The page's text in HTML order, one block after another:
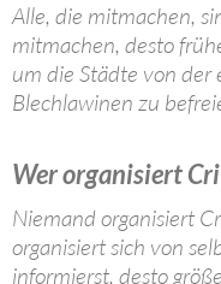
Alle, die mitmachen,
mitmachen, desto
um die Städte von der
Blechlawinen zu
Wer organisiert
Niemand organisiert
organisiert sich von
informierst, desto